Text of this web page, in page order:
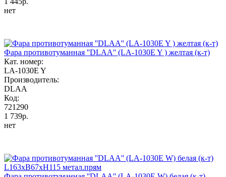
нет
Фара противотуманная ''DLAA'' (LA-1030E Y ) желтая (к-т)
Кат. номер:
LA-1030E Y
Производитель:
DLAA
Код:
721290
1 739р.
нет